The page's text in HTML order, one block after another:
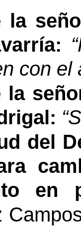
la
con el
la
del
en